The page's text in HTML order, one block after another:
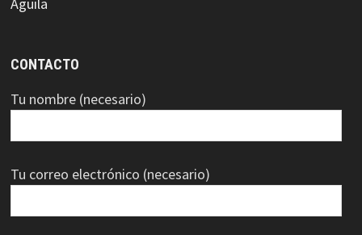
CONTACTO
Tu nombre (necesario)
Tu correo electrónico (necesario)